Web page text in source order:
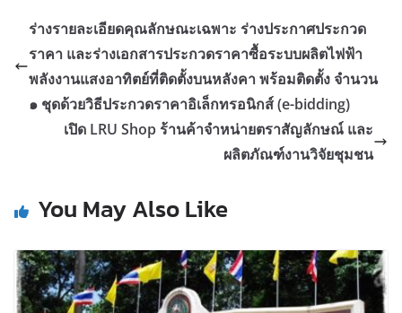
ร่างรายละเอียดคุณลักษณะเฉพาะ ร่างประกาศประกวด
ราคา และร่างเอกสารประกวดราคาซื้อระบบผลิตไฟฟ้า
พลังงานแสงอาทิตย์ที่ติดตั้งบนหลังคา พร้อมติดตั้ง จำนวน
๑ ชุดด้วยวิธีประกวดราคาอิเล็กทรอนิกส์ (e-bidding)
เปิด LRU Shop ร้านค้าจำหน่ายตราสัญลักษณ์ และ
ผลิตภัณฑ์งานวิจัยชุมชน
You May Also Like